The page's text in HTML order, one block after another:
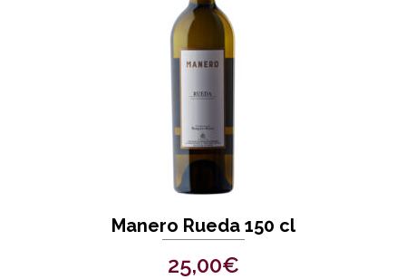
Manero Rueda 150 cl
25,00€